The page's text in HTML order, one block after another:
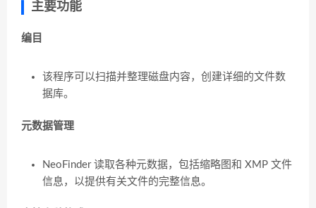
主要功能
编目
该程序可以扫描并整理磁盘内容，创建详细的文件数
据库。
元数据管理
NeoFinder 读取各种元数据，包括缩略图和 XMP 文件
信息，以提供有关文件的完整信息。